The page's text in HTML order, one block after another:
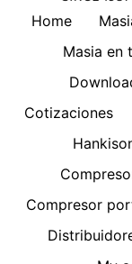
Home
Masia en
Cotizaciones
Compresor